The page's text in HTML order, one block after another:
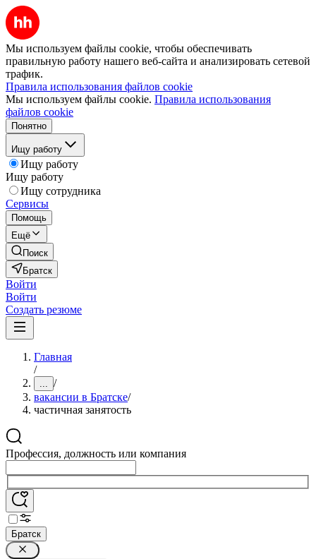
Мы используем файлы cookie, чтобы обеспечивать
правильную работу нашего веб-сайта и анализировать сетевой
трафик.
Правила использования файлов cookie
Мы используем файлы cookie. Правила использования
файлов cookie
Понятно
Ищу работу
Ищу работу
Ищу работу
Ищу сотрудника
Сервисы
Помощь
Ещё
Поиск
Братск
Войти
Войти
Создать резюме
Главная
/
... /
вакансии в Братске/
частичная занятость
Профессия, должность или компания
Братск